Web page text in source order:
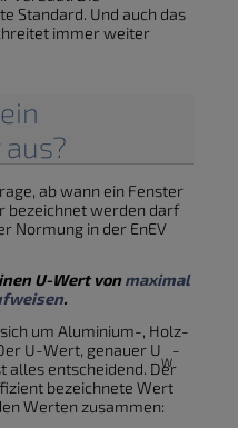
Standard. Und auch das
immer weiter
ab wann ein Fenster
bezeichnet werden darf
Normung in der EnEV
U-Wert von maximal
.
um Aluminium-, Holz-
U-Wert, genauer U
W
-
alles entscheidend. Der
bezeichnete Wert
Werten zusammen: